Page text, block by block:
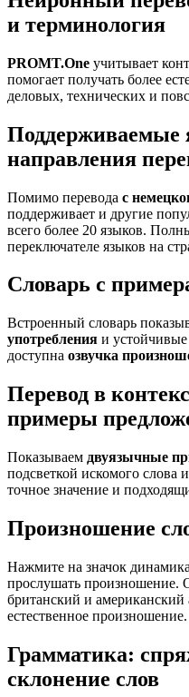
и терминология
PROMT.One учитывает
помогает получать более
деловых, технических и
Поддерживаемые
направления
Помимо перевода с
поддерживает и другие
всего более 20 языков.
переключателе языков на
Словарь с
Встроенный словарь
употребления и
доступна озвучка
Перевод в
примеры
Показываем двуязычные
подсветкой искомого
точное значение и
Произношение
Нажмите на значок
прослушать произношение.
британский и американский
естественное произношение.
Грамматика:
склонение слов